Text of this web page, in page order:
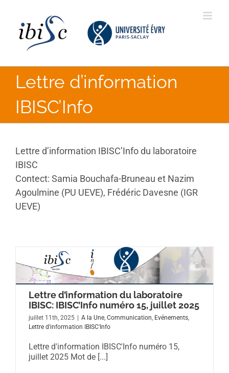
content
Lettre d’information
IBISC’Info
Lettre d’information IBISC’Info du laboratoire
IBISC
Contect: Samia Bouchafa-Bruneau et Nazim
Agoulmine (PU UEVE), Frédéric Davesne (IGR
UEVE)
Lettre d’information du laboratoire
IBISC: IBISC’Info numéro 15, juillet 2025
juillet 11th, 2025 | A la Une Communication Evénements
Lettre d'information IBISC'Info
Lettre d'information IBISC'Info numéro 15,
juillet 2025 Mot de [...]